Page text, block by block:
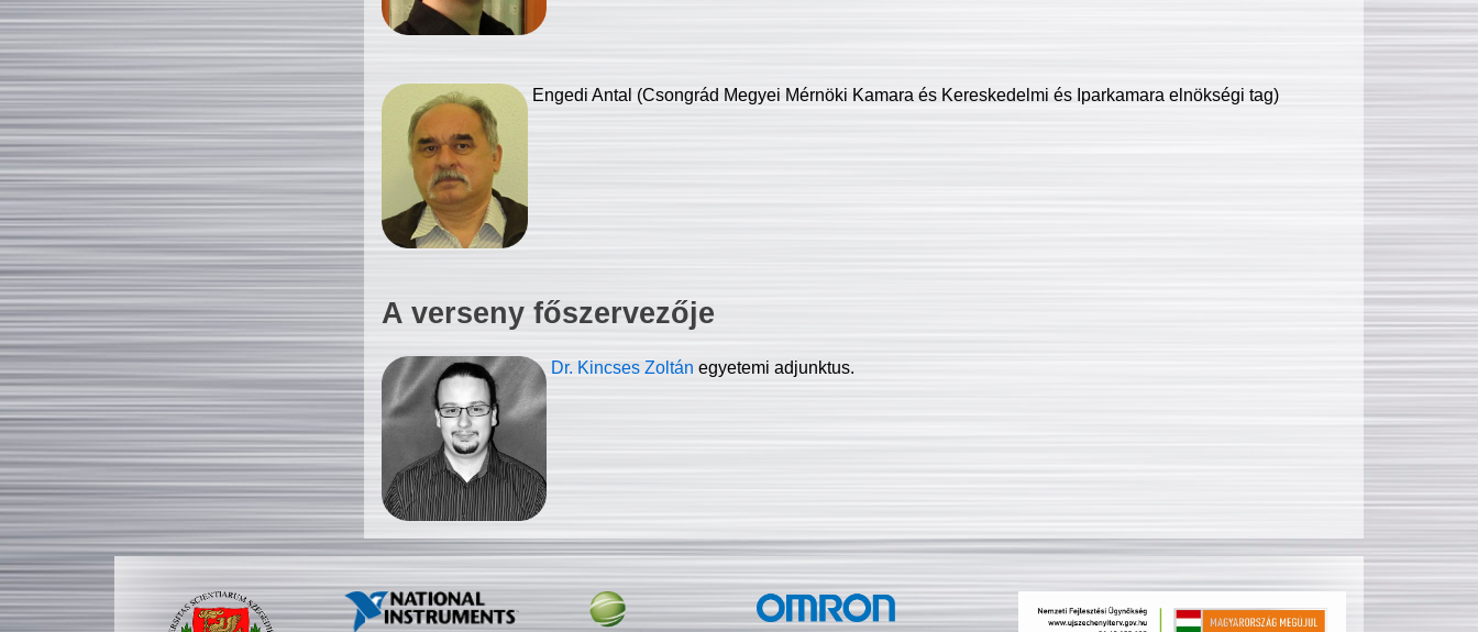
Engedi Antal (Csongrád Megyei Mérnöki Kamara és Kereskedelmi és Iparkamara elnökségi tag)
A verseny főszervezője
Dr. Kincses Zoltán egyetemi adjunktus.